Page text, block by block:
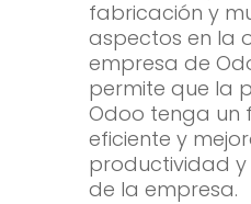
fabricación y
aspectos en la
empresa de
permite que la
Odoo tenga un
eficiente y
productividad
de la empresa.